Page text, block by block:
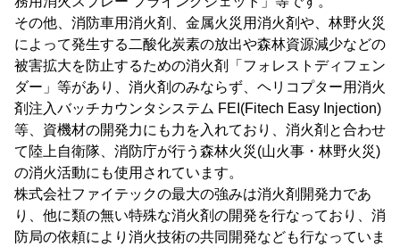
その他、消防車用消火剤、金属火災用消火剤や、林野火災
によって発生する二酸化炭素の放出や森林資源減少などの
被害拡大を防止するための消火剤「フォレストディフェン
ダー」等があり、消火剤のみならず、ヘリコプター用消火
剤注入バッチカウンタシステム FEI(Fitech Easy Injection)
等、資機材の開発力にも力を入れており、消火剤と合わせ
て陸上自衛隊、消防庁が行う森林火災(山火事・林野火災)
の消火活動にも使用されています。
株式会社ファイテックの最大の強みは消火剤開発力であ
り、他に類の無い特殊な消火剤の開発を行なっており、消
防局の依頼により消火技術の共同開発なども行なっていま